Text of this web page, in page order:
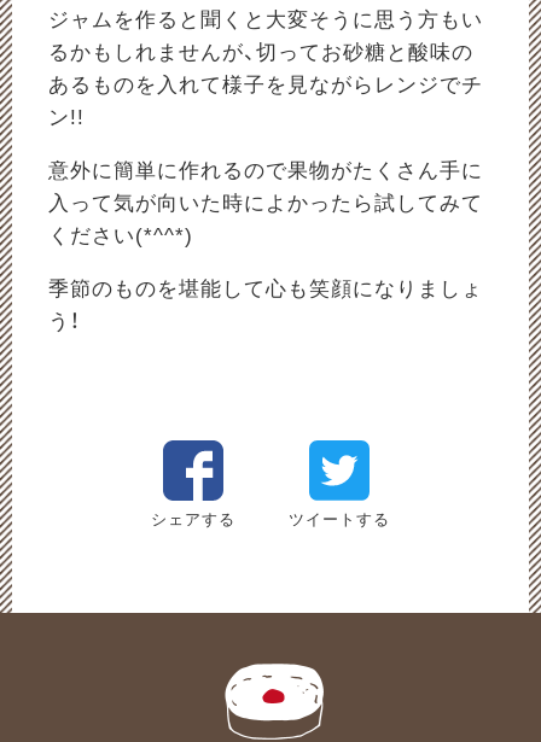
ジャムを作ると聞くと大変そうに思う方もい
るかもしれませんが、切ってお砂糖と酸味の
あるものを入れて様子を見ながらレンジでチ
ン!!
意外に簡単に作れるので果物がたくさん手に
入って気が向いた時によかったら試してみて
ください(*^^*)
季節のものを堪能して心も笑顔になりましょ
う！
シェアする ツイートする